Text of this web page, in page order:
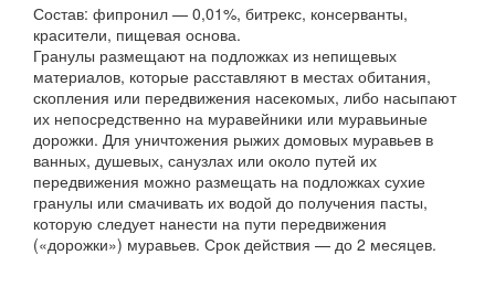
Состав: фипронил — 0,01%, битрекс, консерванты,
красители, пищевая основа.
Гранулы размещают на подложках из непищевых
материалов, которые расставляют в местах обитания,
скопления или передвижения насекомых, либо насыпают
их непосредственно на муравейники или муравьиные
дорожки. Для уничтожения рыжих домовых муравьев в
ванных, душевых, санузлах или около путей их
передвижения можно размещать на подложках сухие
гранулы или смачивать их водой до получения пасты,
которую следует нанести на пути передвижения
(«дорожки») муравьев. Срок действия — до 2 месяцев.